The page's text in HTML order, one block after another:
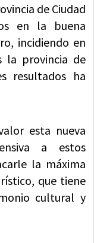
de Ciudad
en la buena
incidiendo en
la provincia de
resultados ha
esta nueva
a estos
la máxima
que tiene
cultural y